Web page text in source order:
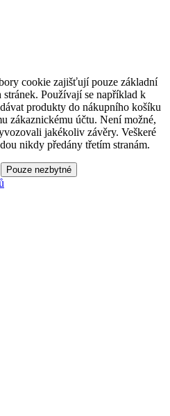
cookie zajišťují pouze základní
Používají se například k
produkty do nákupního košíku
zákaznickému účtu. Není možné,
jakékoliv závěry. Veškeré
nikdy předány třetím stranám.
Pouze nezbytné